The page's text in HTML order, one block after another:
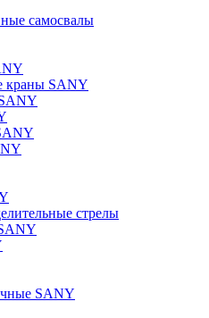
самосвалы
краны SANY
стрелы
SANY